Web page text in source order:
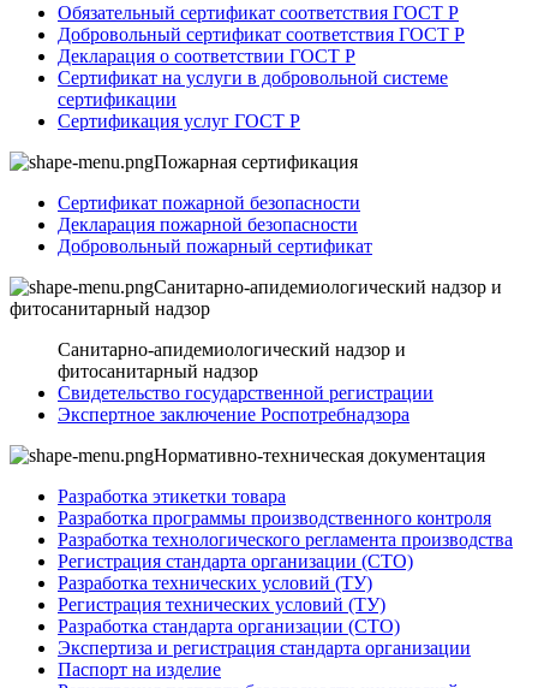
Обязательный сертификат соответствия ГОСТ Р
Добровольный сертификат соответствия ГОСТ Р
Декларация о соответствии ГОСТ Р
Сертификат на услуги в добровольной системе
сертификации
Сертификация услуг ГОСТ Р
Пожарная сертификация
Сертификат пожарной безопасности
Декларация пожарной безопасности
Добровольный пожарный сертификат
Санитарно-апидемиологический надзор и
фитосанитарный надзор
Санитарно-апидемиологический надзор и
фитосанитарный надзор
Свидетельство государственной регистрации
Экспертное заключение Роспотребнадзора
Нормативно-техническая документация
Разработка этикетки товара
Разработка программы производственного контроля
Разработка технологического регламента производства
Регистрация стандарта организации (СТО)
Разработка технических условий (ТУ)
Регистрация технических условий (ТУ)
Разработка стандарта организации (СТО)
Экспертиза и регистрация стандарта организации
Паспорт на изделие